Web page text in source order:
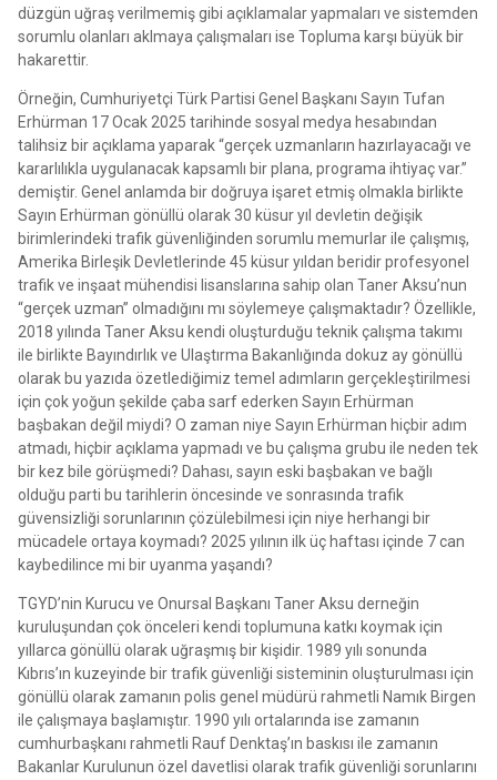
düzgün uğraş verilmemiş gibi açıklamalar yapmaları ve sistemden
sorumlu olanları aklmaya çalışmaları ise Topluma karşı büyük bir
hakarettir.
Örneğin, Cumhuriyetçi Türk Partisi Genel Başkanı Sayın Tufan
Erhürman 17 Ocak 2025 tarihinde sosyal medya hesabından
talihsiz bir açıklama yaparak “gerçek uzmanların hazırlayacağı ve
kararlılıkla uygulanacak kapsamlı bir plana, programa ihtiyaç var.”
demiştir. Genel anlamda bir doğruya işaret etmiş olmakla birlikte
Sayın Erhürman gönüllü olarak 30 küsur yıl devletin değişik
birimlerindeki trafik güvenliğinden sorumlu memurlar ile çalışmış,
Amerika Birleşik Devletlerinde 45 küsur yıldan beridir profesyonel
trafik ve inşaat mühendisi lisanslarına sahip olan Taner Aksu’nun
“gerçek uzman” olmadığını mı söylemeye çalışmaktadır? Özellikle,
2018 yılında Taner Aksu kendi oluşturduğu teknik çalışma takımı
ile birlikte Bayındırlık ve Ulaştırma Bakanlığında dokuz ay gönüllü
olarak bu yazıda özetlediğimiz temel adımların gerçekleştirilmesi
için çok yoğun şekilde çaba sarf ederken Sayın Erhürman
başbakan değil miydi? O zaman niye Sayın Erhürman hiçbir adım
atmadı, hiçbir açıklama yapmadı ve bu çalışma grubu ile neden tek
bir kez bile görüşmedi? Dahası, sayın eski başbakan ve bağlı
olduğu parti bu tarihlerin öncesinde ve sonrasında trafik
güvensizliği sorunlarının çözülebilmesi için niye herhangi bir
mücadele ortaya koymadı? 2025 yılının ilk üç haftası içinde 7 can
kaybedilince mi bir uyanma yaşandı?
TGYD’nin Kurucu ve Onursal Başkanı Taner Aksu derneğin
kuruluşundan çok önceleri kendi toplumuna katkı koymak için
yıllarca gönüllü olarak uğraşmış bir kişidir. 1989 yılı sonunda
Kıbrıs’ın kuzeyinde bir trafik güvenliği sisteminin oluşturulması için
gönüllü olarak zamanın polis genel müdürü rahmetli Namık Birgen
ile çalışmaya başlamıştır. 1990 yılı ortalarında ise zamanın
cumhurbaşkanı rahmetli Rauf Denktaş’ın baskısı ile zamanın
Bakanlar Kurulunun özel davetlisi olarak trafik güvenliği sorunlarını